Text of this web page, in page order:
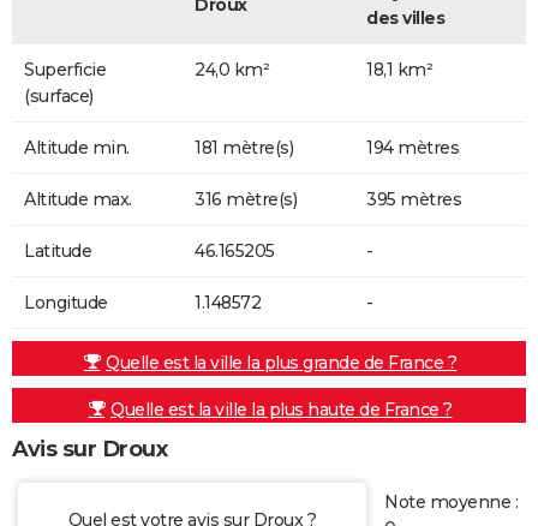
Droux
des villes
Superficie
(surface)
24,0 km² 18,1 km²
Altitude min. 181 mètre(s) 194 mètres
Altitude max. 316 mètre(s) 395 mètres
Latitude 46.165205 -
Longitude 1.148572 -
Quelle est la ville la plus grande de France ?
Quelle est la ville la plus haute de France ?
Avis sur Droux
Quel est votre avis sur Droux ?
Note moyenne :